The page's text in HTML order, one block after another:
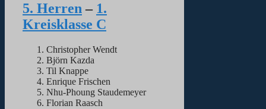
5. Herren– 1.
Kreisklasse C
Christopher Wendt
Björn Kazda
Til Knappe
Enrique Frischen
Nhu-Phoung Staudemeyer
Florian Raasch